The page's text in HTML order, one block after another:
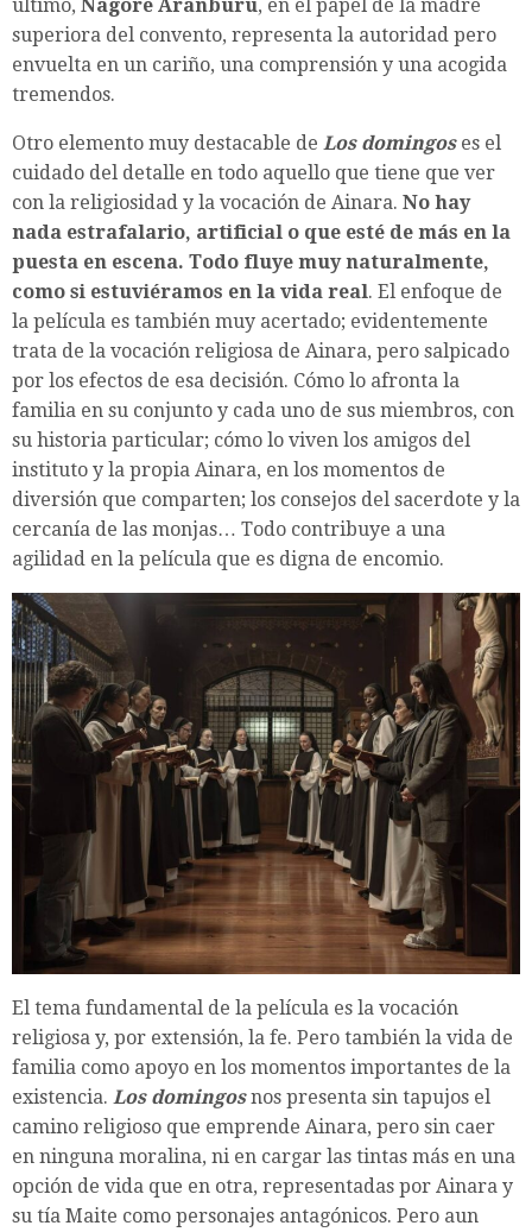
último, Nagore Aranburu, en el papel de la madre
superiora del convento, representa la autoridad pero
envuelta en un cariño, una comprensión y una acogida
tremendos.
Otro elemento muy destacable de Los domingoses el
cuidado del detalle en todo aquello que tiene que ver
con la religiosidad y la vocación de Ainara. No hay
nada estrafalario, artificial o que esté de más en la
puesta en escena. Todo fluye muy naturalmente,
como si estuviéramos en la vida real. El enfoque de
la película es también muy acertado; evidentemente
trata de la vocación religiosa de Ainara, pero salpicado
por los efectos de esa decisión. Cómo lo afronta la
familia en su conjunto y cada uno de sus miembros, con
su historia particular; cómo lo viven los amigos del
instituto y la propia Ainara, en los momentos de
diversión que comparten; los consejos del sacerdote y la
cercanía de las monjas… Todo contribuye a una
agilidad en la película que es digna de encomio.
El tema fundamental de la película es la vocación
religiosa y, por extensión, la fe. Pero también la vida de
familia como apoyo en los momentos importantes de la
existencia. Los domingosnos presenta sin tapujos el
camino religioso que emprende Ainara, pero sin caer
en ninguna moralina, ni en cargar las tintas más en una
opción de vida que en otra, representadas por Ainara y
su tía Maite como personajes antagónicos. Pero aun